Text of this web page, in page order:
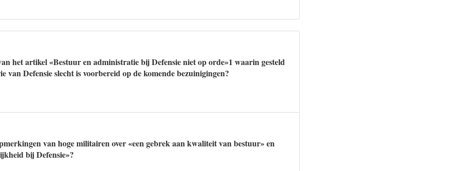
het artikel «Bestuur en administratie bij Defensie niet op orde»1 waarin gesteld
van Defensie slecht is voorbereid op de komende bezuinigingen?
van hoge militairen over «een gebrek aan kwaliteit van bestuur» en
bij Defensie»?